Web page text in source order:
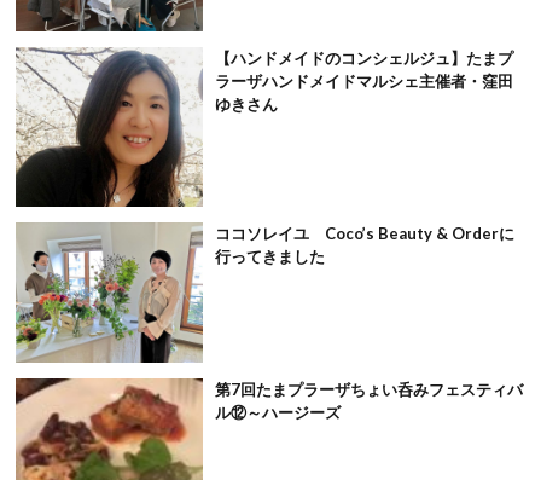
【ハンドメイドのコンシェルジュ】たまプ
ラーザハンドメイドマルシェ主催者・窪田
ゆきさん
ココソレイユ Coco’s Beauty & Orderに
行ってきました
第7回たまプラーザちょい呑みフェスティバ
ル⑫～ハージーズ